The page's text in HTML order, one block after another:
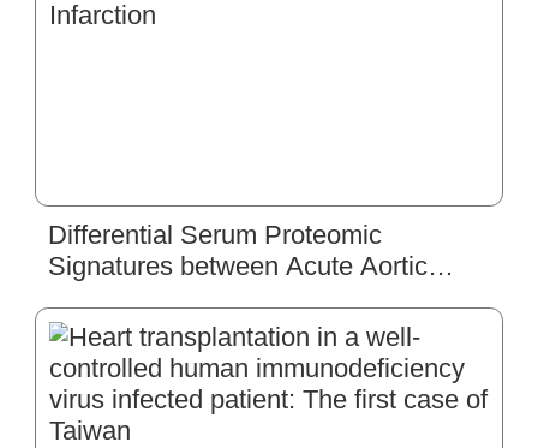
Differential Serum Proteomic
Signatures between Acute Aortic
Infarction